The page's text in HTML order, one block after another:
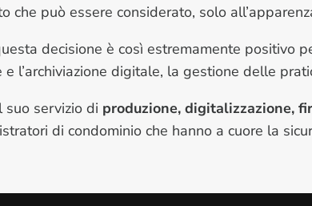
che può essere considerato, solo
decisione è così estremamente positivo
l’archiviazione digitale, la gestione delle
suo servizio di produzione, digitalizzazione,
di condominio che hanno a cuore la